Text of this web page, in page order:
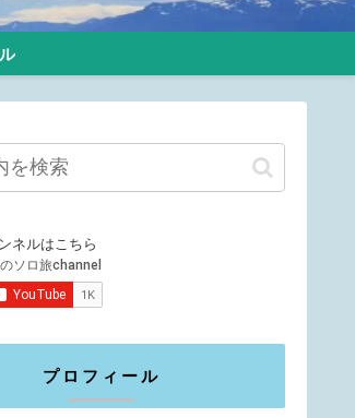
ネルはこちら
プロフィール